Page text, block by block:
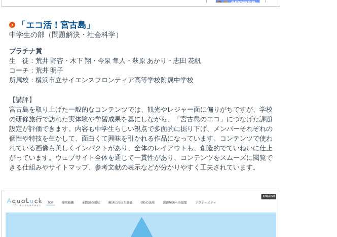
「エコ活！宮古島」
中学生の部（問題解決・社会科学）
プラチナ賞
生 徒：荒井 野杏・木下 翔・今泉 隼人・萩原 あかり・志田 花帆
コーチ：荒井 明子
所属校：横浜市立サイエンスフロンティア高等学校附属中学校
【講評】
宮古島を取り上げた一般的なコンテンツでは、観光やレジャー面に偏りがちですが、学校
の研修旅行で訪れた実体験や学習成果を基にしながら、「宮古島のエコ」につなげた課題
設定が評価できます。内容も中学生らしい視点で多面的に掘り下げ、メンバーそれぞれの
個性や特技を生かして、面白くて興味を引かれる作品になっています。コンテンツで使わ
れている画像も美しくインパクトがあり、全体のレイアウトも、創造的でていねいに仕上
がっています。ウェブサイト全体を通じて一貫性があり、コンテンツをスムーズに閲覧で
きる仕組みやサイトマップ、参考文献の表示などが分かりやすく工夫されています。